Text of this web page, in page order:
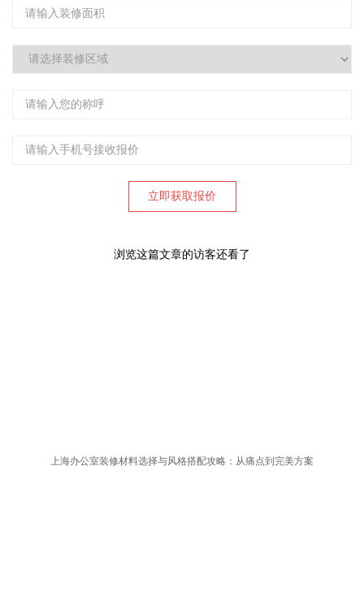
浏览这篇文章的访客还看了
上海办公室装修材料选择与风格搭配攻略：从痛点到完美方案